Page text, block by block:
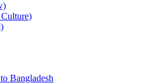
Culture)